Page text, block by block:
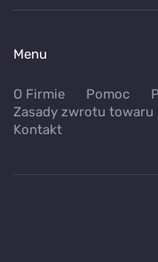
Menu
O Firmie Pomoc
Zasady zwrotu towaru
Kontakt